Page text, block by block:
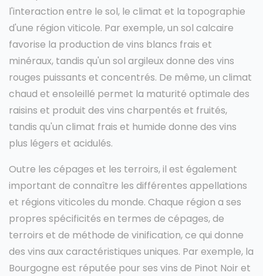
l'interaction entre le sol, le climat et la topographie
d'une région viticole. Par exemple, un sol calcaire
favorise la production de vins blancs frais et
minéraux, tandis qu'un sol argileux donne des vins
rouges puissants et concentrés. De même, un climat
chaud et ensoleillé permet la maturité optimale des
raisins et produit des vins charpentés et fruités,
tandis qu'un climat frais et humide donne des vins
plus légers et acidulés.
Outre les cépages et les terroirs, il est également
important de connaître les différentes appellations
et régions viticoles du monde. Chaque région a ses
propres spécificités en termes de cépages, de
terroirs et de méthode de vinification, ce qui donne
des vins aux caractéristiques uniques. Par exemple, la
Bourgogne est réputée pour ses vins de Pinot Noir et